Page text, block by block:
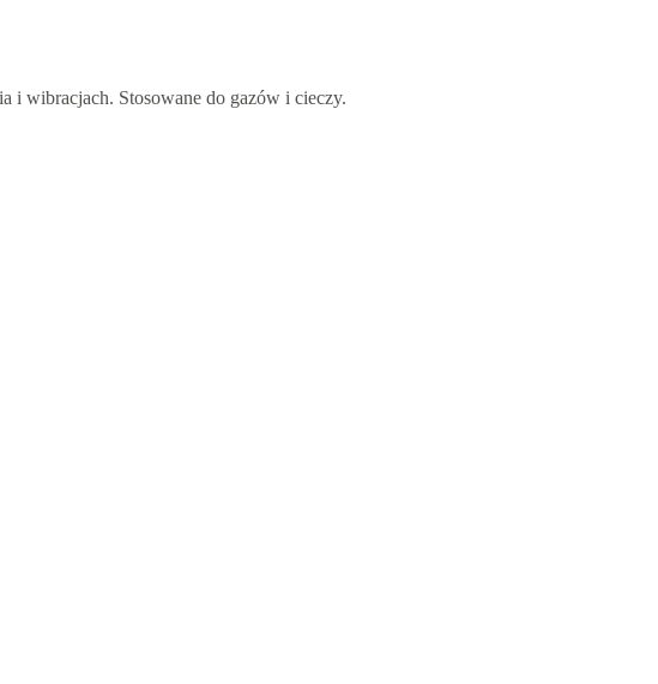
i wibracjach. Stosowane do gazów i cieczy.